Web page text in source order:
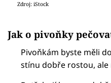
Zdroj: iStock
Jak o pivoňky
Pivoňkám byste měli
stínu dobře rostou, ale